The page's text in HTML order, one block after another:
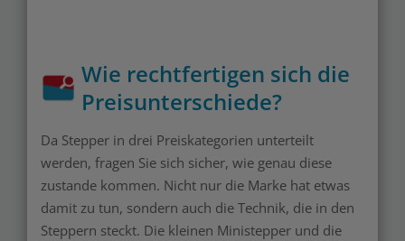
Wie rechtfertigen sich die
Preisunterschiede?
Da Stepper in drei Preiskategorien unterteilt
werden, fragen Sie sich sicher, wie genau diese
zustande kommen. Nicht nur die Marke hat etwas
damit zu tun, sondern auch die Technik, die in den
Steppern steckt. Die kleinen Ministepper und die